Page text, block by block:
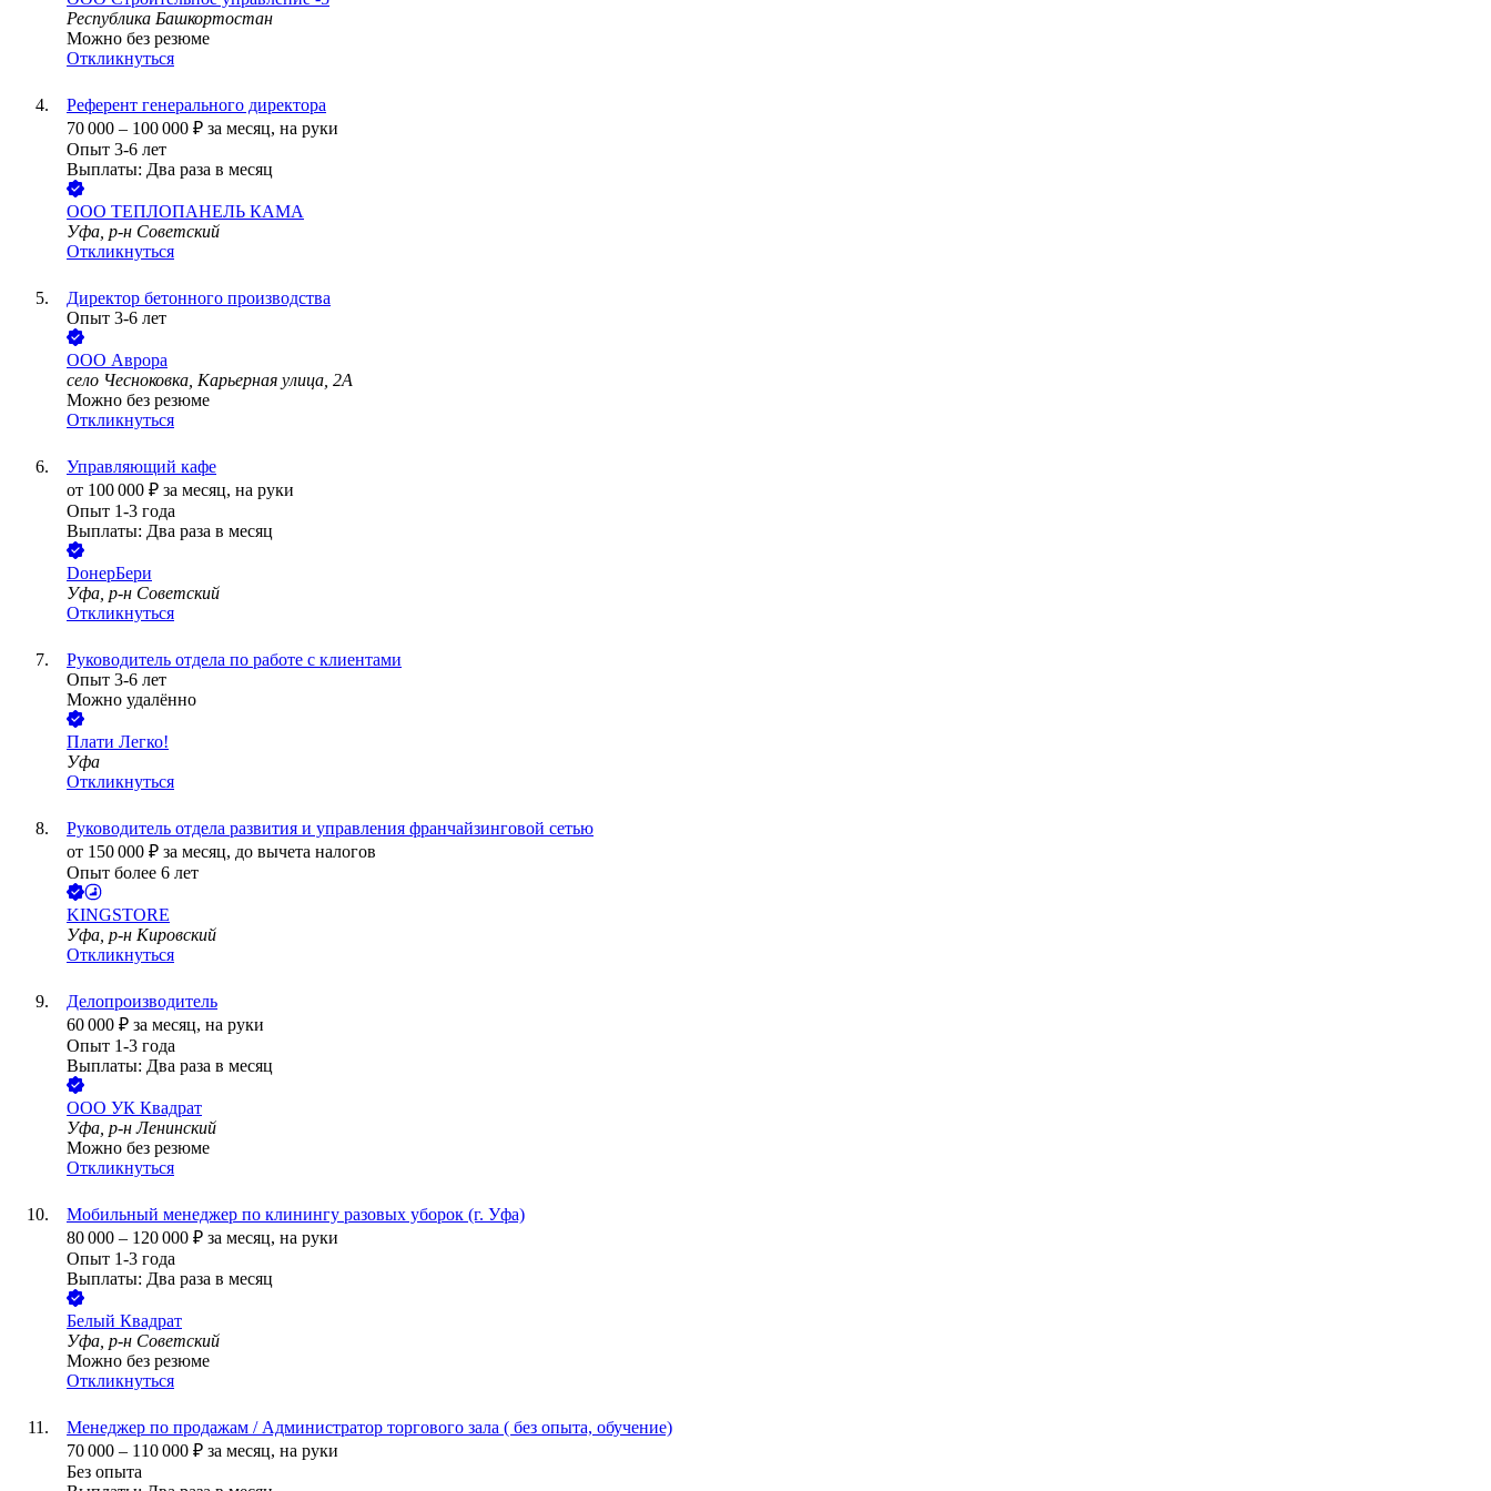
Республика Башкортостан
Можно без резюме
Откликнуться
Референт генерального директора
70 000 – 100 000 ₽ за месяц, на руки
Опыт 3-6 лет
Выплаты: Два раза в месяц
ООО ТЕПЛОПАНЕЛЬ КАМА
Уфа, р-н Советский
Откликнуться
Директор бетонного производства
Опыт 3-6 лет
ООО Аврора
село Чесноковка, Карьерная улица, 2А
Можно без резюме
Откликнуться
Управляющий кафе
от 100 000 ₽ за месяц, на руки
Опыт 1-3 года
Выплаты: Два раза в месяц
DонерБери
Уфа, р-н Советский
Откликнуться
Руководитель отдела по работе с клиентами
Опыт 3-6 лет
Можно удалённо
Плати Легко!
Уфа
Откликнуться
Руководитель отдела развития и управления франчайзинговой сетью
от 150 000 ₽ за месяц, до вычета налогов
Опыт более 6 лет
KINGSTORE
Уфа, р-н Кировский
Откликнуться
Делопроизводитель
60 000 ₽ за месяц, на руки
Опыт 1-3 года
Выплаты: Два раза в месяц
ООО УК Квадрат
Уфа, р-н Ленинский
Можно без резюме
Откликнуться
Мобильный менеджер по клинингу разовых уборок (г. Уфа)
80 000 – 120 000 ₽ за месяц, на руки
Опыт 1-3 года
Выплаты: Два раза в месяц
Белый Квадрат
Уфа, р-н Советский
Можно без резюме
Откликнуться
Менеджер по продажам / Администратор торгового зала ( без опыта, обучение)
70 000 – 110 000 ₽ за месяц, на руки
Без опыта